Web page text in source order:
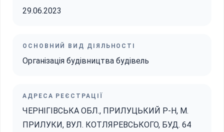
29.06.2023
ОСНОВНИЙ ВИД ДІЯЛЬНОСТІ
Організація будівництва будівель
АДРЕСА РЕЄСТРАЦІЇ
ЧЕРНІГІВСЬКА ОБЛ., ПРИЛУЦЬКИЙ Р-Н, М.
ПРИЛУКИ, ВУЛ. КОТЛЯРЕВСЬКОГО, БУД. 64